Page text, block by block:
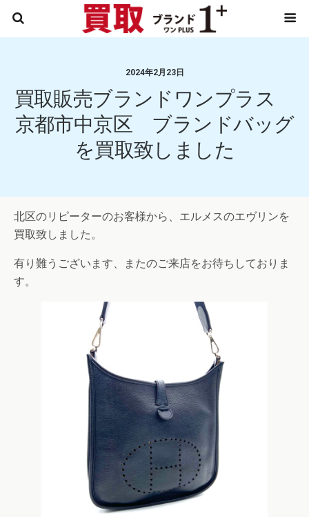
2024年2月23日
買取販売ブランドワンプラス
京都市中京区 ブランドバッグ
を買取致しました
北区のリピーターのお客様から、エルメスのエヴリンを
買取致しました。
有り難うございます、またのご来店をお待ちしておりま
す。